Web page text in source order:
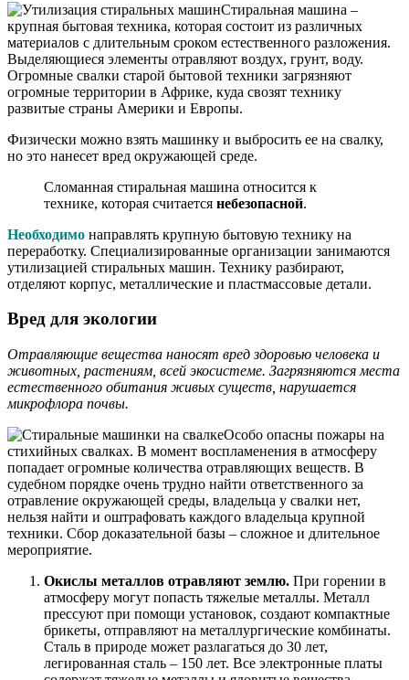
Стиральная машина –
крупная бытовая техника, которая состоит из различных
материалов с длительным сроком естественного разложения.
Выделяющиеся элементы отравляют воздух, грунт, воду.
Огромные свалки старой бытовой техники загрязняют
огромные территории в Африке, куда свозят технику
развитые страны Америки и Европы.
Физически можно взять машинку и выбросить ее на свалку,
но это нанесет вред окружающей среде.
Сломанная стиральная машина относится к
технике, которая считается небезопасной.
Необходимо направлять крупную бытовую технику на
переработку. Специализированные организации занимаются
утилизацией стиральных машин. Технику разбирают,
отделяют корпус, металлические и пластмассовые детали.
Вред для экологии
Отравляющие вещества наносят вред здоровью человека и
животных, растениям, всей экосистеме. Загрязняются места
естественного обитания живых существ, нарушается
микрофлора почвы.
Особо опасны пожары на
стихийных свалках. В момент воспламенения в атмосферу
попадает огромные количества отравляющих веществ. В
судебном порядке очень трудно найти ответственного за
отравление окружающей среды, владельца у свалки нет,
нельзя найти и оштрафовать каждого владельца крупной
техники. Сбор доказательной базы – сложное и длительное
мероприятие.
Окислы металлов отравляют землю. При горении в
атмосферу могут попасть тяжелые металлы. Металл
прессуют при помощи установок, создают компактные
брикеты, отправляют на металлургические комбинаты.
Сталь в природе может разлагаться до 30 лет,
легированная сталь – 150 лет. Все электронные платы